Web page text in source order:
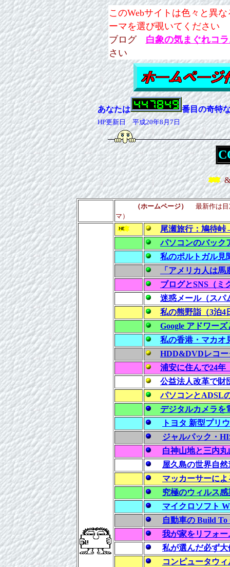
このWebサイトは色々と異
ーマを選び覗いてください
ブログ
白象の気まぐれコ
さい
あなたは 番目の奇特
HP更新日 平成20年8月7日
&
（ホームページ）
最新作は
マ）
尾瀬旅行：鳩待
パソコンのバック
私のポルトガル見
「アメリカ人は
ブログとSNS（ミ
迷惑メール（スパ
私の熊野詣（3泊4
Google アドワー
私の香港・マカオ
HDD&DVDレコー
浦安に住んで24年
公益法人改革で財
パソコンとADSL
デジタルカメラを
トヨタ 新型プリ
ジャルパック・
白神山地と三内
屋久島の世界自
マッカーサーに
究極のウィルス
マイクロソフト
自動車の Build
我が家をリフォ
私が選んだ必ず
コンピュータウ